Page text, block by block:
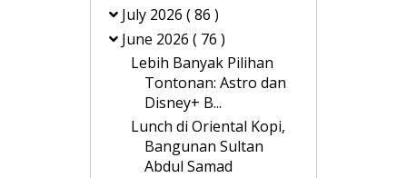
July 2026 ( 86 )
June 2026 ( 76 )
Lebih Banyak Pilihan
Tontonan: Astro dan
Disney+ B...
Lunch di Oriental Kopi,
Bangunan Sultan
Abdul Samad